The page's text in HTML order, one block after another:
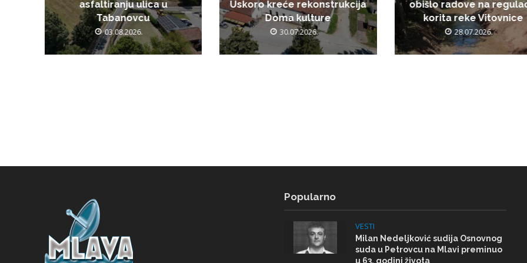
asfaltiranju ulica u
Tabanovcu
03.08.2026.
Uskoro kreće rekonstrukcija
Doma kulture
30.07.2026.
obišlo radove na
korita reke Vitovnice
28.07.2026.
Popularno
VESTI
Milan Nedeljković sudija Osnovnog
suda u Petrovcu na Mlavi preminuo
u 63. godini života